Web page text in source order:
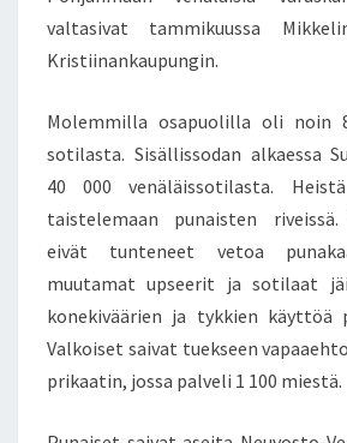
valtasivat tammikuussa
Kristiinankaupungin.
Molemmilla osapuolilla oli noin
sotilasta. Sisällissodan alkaessa
40 000 venäläissotilasta.
taistelemaan punaisten riveissä.
eivät tunteneet vetoa
muutamat upseerit ja sotilaat
konekiväärien ja tykkien käyttöä
Valkoiset saivat tuekseen
prikaatin, jossa palveli 1 100 miestä.